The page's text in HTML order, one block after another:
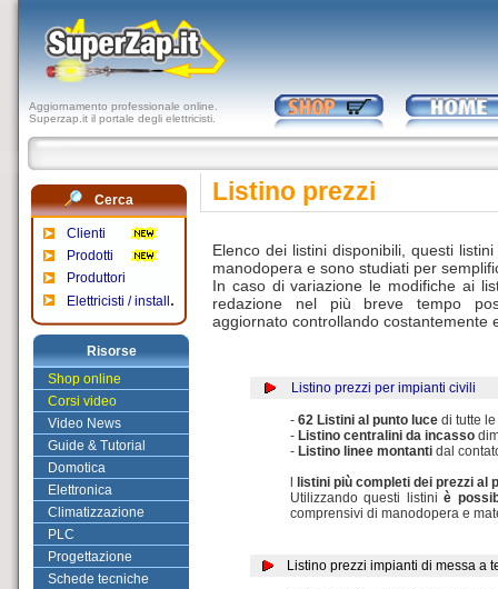
Aggiornamento professionale online.
Superzap.it il portale degli elettricisti.
Cerca
Clienti
Prodotti
Produttori
Elettricisti / install .
Risorse
Shop online
Corsi video
Video News
Guide & Tutorial
Domotica
Elettronica
Climatizzazione
PLC
Progettazione
Schede tecniche
Listino prezzi
Elenco dei listini disponibili, questi
manodopera e sono studiati per
In caso di variazione le modifiche ai
redazione nel più breve tempo
aggiornato controllando costantemente
Listino prezzi per impianti civili
- 62 Listini al punto lucedi tutte le
- Listino centralini da incasso
- Listino linee montantidal
listini più completi dei prezzi al
Utilizzando questi listiniè
comprensivi di manodopera e
Listino prezzi impianti di messa a